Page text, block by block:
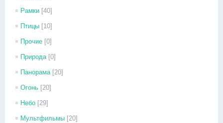
Рамки [40]
Птицы [10]
Прочие [0]
Природа [0]
Панорама [20]
Огонь [20]
Небо [29]
Мультфильмы [20]